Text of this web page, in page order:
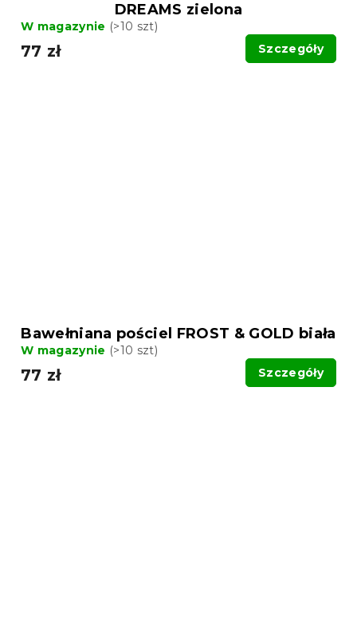
DREAMS zielona
W magazynie (>10 szt)
77 zł Szczegóły
Bawełniana pościel FROST & GOLD biała
W magazynie (>10 szt)
77 zł Szczegóły